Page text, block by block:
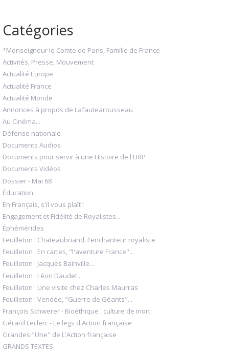
Catégories
*Monseigneur le Comte de Paris, Famille de France
Activités, Presse, Mouvement
Actualité Europe
Actualité France
Actualité Monde
Annonces à propos de Lafautearousseau
Au Cinéma...
Défense nationale
Documents Audios
Documents pour servir à une Histoire de l'URP
Documents Vidéos
Dossier - Mai 68
Éducation
En Français, s'il vous plaît !
Engagement et Fidélité de Royalistes...
Éphémérides
Feuilleton : Chateaubriand, l'enchanteur royaliste
Feuilleton : En cartes, "l'aventure France"...
Feuilleton : Jacques Bainville...
Feuilleton : Léon Daudet...
Feuilleton : Une visite chez Charles Maurras
Feuilleton : Vendée, "Guerre de Géants"...
François Schwerer - Bioéthique : culture de mort
Gérard Leclerc - Le legs d'Action française
Grandes "Une" de L'Action française
GRANDS TEXTES